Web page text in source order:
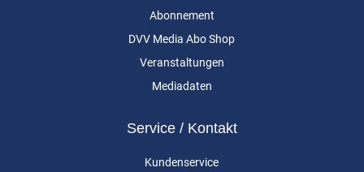
Abonnement
DVV Media Abo Shop
Veranstaltungen
Mediadaten
Service / Kontakt
Kundenservice